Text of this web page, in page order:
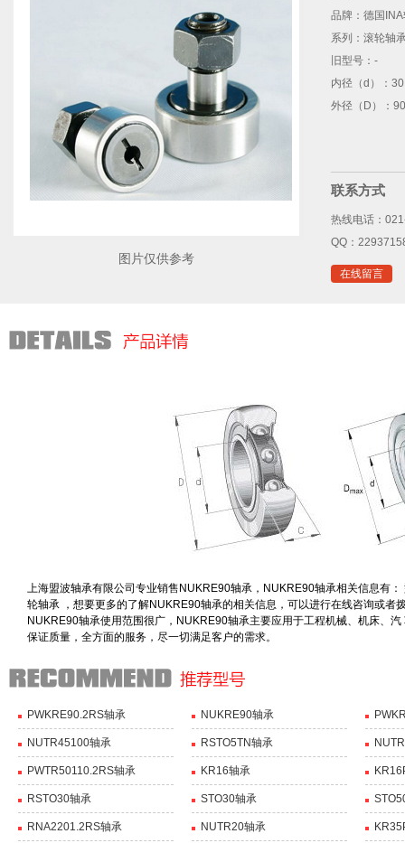
图片仅供参考
品牌： 德国
系列： 滚轮轴
旧型号： -
内径（d）：
外径（D）：
联系方式
热线电话：
QQ：
在线留言
上海盟波轴承有限公司专业销售NUKRE90轴承，NUKRE90轴承相关信息有
轮轴承 ，想要更多的了解NUKRE90轴承的相关信息，可以进行在线咨询或者
NUKRE90轴承使用范围很广，NUKRE90轴承主要应用于工程机械、机床、
保证质量，全方面的服务，尽一切满足客户的需求。
PWKRE90.2RS轴承 NUKRE90轴承
NUTR45100轴承 RSTO5TN轴承
PWTR50110.2RS轴承 KR16轴承
RSTO30轴承 STO30轴承
RNA2201.2RS轴承 NUTR20轴承